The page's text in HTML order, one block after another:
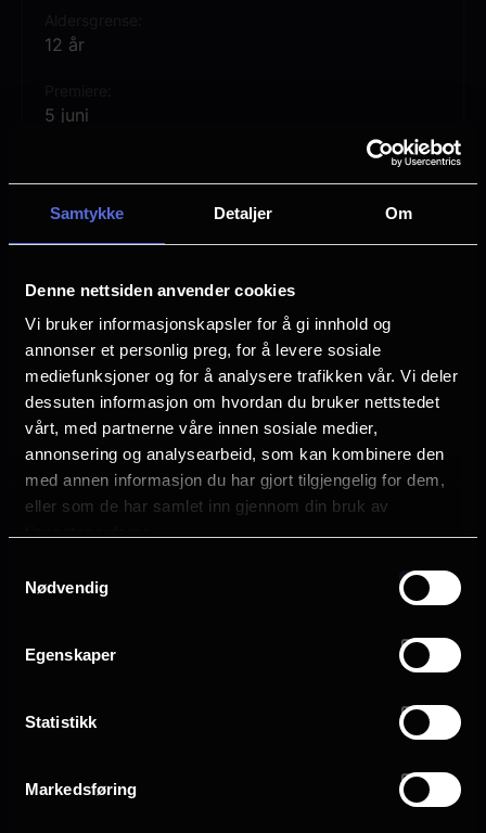
Samtykke Detaljer Om
Denne nettsiden anvender cookies
Vi bruker informasjonskapsler for å gi innhold og
annonser et personlig preg, for å levere sosiale
mediefunksjoner og for å analysere trafikken vår. Vi deler
dessuten informasjon om hvordan du bruker nettstedet
vårt, med partnerne våre innen sosiale medier,
annonsering og analysearbeid, som kan kombinere den
med annen informasjon du har gjort tilgjengelig for dem,
eller som de har samlet inn gjennom din bruk av
Nødvendig
Egenskaper
Statistikk
Markedsføring
12 år
5 juni
2 timer 20 min
Vurdering: (135 stemmer 74.84%)
Rollebesetning
Morena Baccarin
Charlotte Riley
Nicholas Galitzine
Alison Brie
James Purefoy
Jóhannes Haukur Jóhannesson
Camila Mendes
Sjanger
Adventure
Distributør
Se mer
sin egen fortid – og tre frem som He-Man:
MASTERS OF THE UNIVERSE er regissert
av Travis Knight, og har Nicholas Galitzine,
Camila Mendes, Idris Elba og Jared Leto i
sentrale roller.